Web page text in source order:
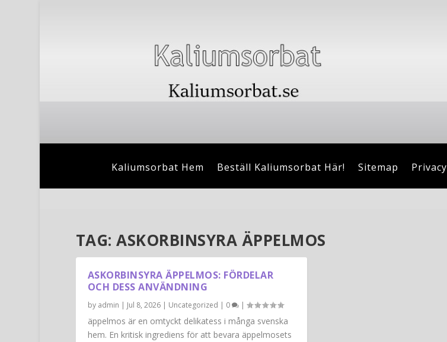
Kaliumsorbat Hem Beställ Kaliumsorbat Här! Sitemap Privacy
TAG:ASKORBINSYRA ÄPPELMOS
ASKORBINSYRA ÄPPELMOS: FÖRDELAR
OCH DESS ANVÄNDNING
by admin | Jul 8, 2026| Uncategorized | 0 |
äppelmos är en omtyckt delikatess i många svenska
hem. En kritisk ingrediens för att bevara äppelmosets